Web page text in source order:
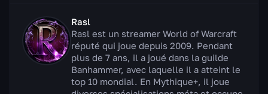
Rasl
Rasl est un streamer World of Warcraft
réputé qui joue depuis 2009. Pendant
plus de 7 ans, il a joué dans la guilde
Banhammer, avec laquelle il a atteint le
top 10 mondial. En Mythique+, il joue